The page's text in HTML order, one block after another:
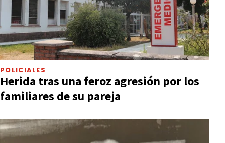
POLICIALES
Herida tras una feroz agresión por los
familiares de su pareja